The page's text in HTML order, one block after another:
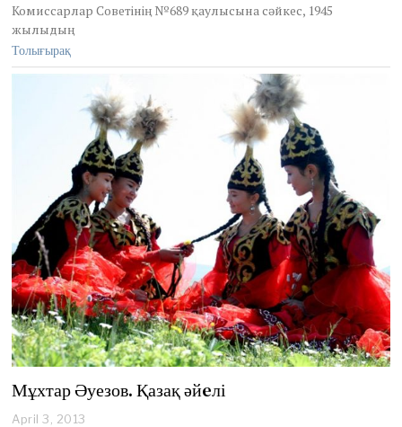
Комиссарлар Советінің №689 қаулысына сәйкес, 1945
жылыдың
Толығырақ
Мұхтар Әуезов. Қазақ әйeлі
April 3, 2013